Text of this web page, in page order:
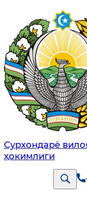
Сурхондарё
ҳокимлиги